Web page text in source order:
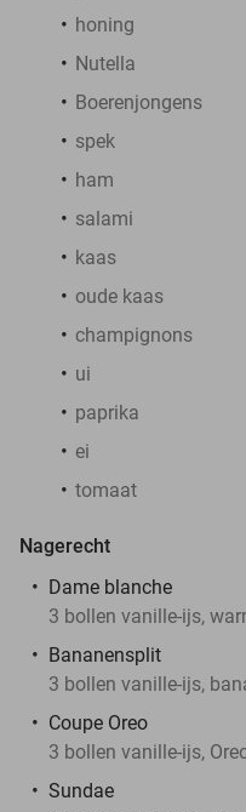
honing
Nutella
Boerenjongens
spek
ham
salami
kaas
oude kaas
champignons
ui
paprika
ei
tomaat
Nagerecht
Dame blanche
3 bollen vanille-ijs,
Bananensplit
3 bollen vanille-ijs,
Coupe Oreo
3 bollen vanille-ijs,
Sundae